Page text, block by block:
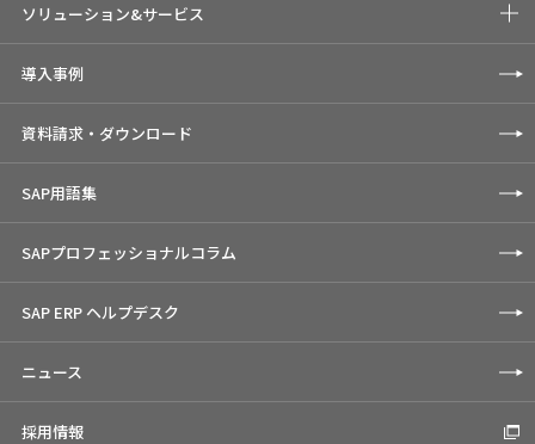
ソリューション&サービス
導入事例
資料請求・ダウンロード
SAP用語集
SAPプロフェッショナルコラム
SAP ERP ヘルプデスク
ニュース
採用情報